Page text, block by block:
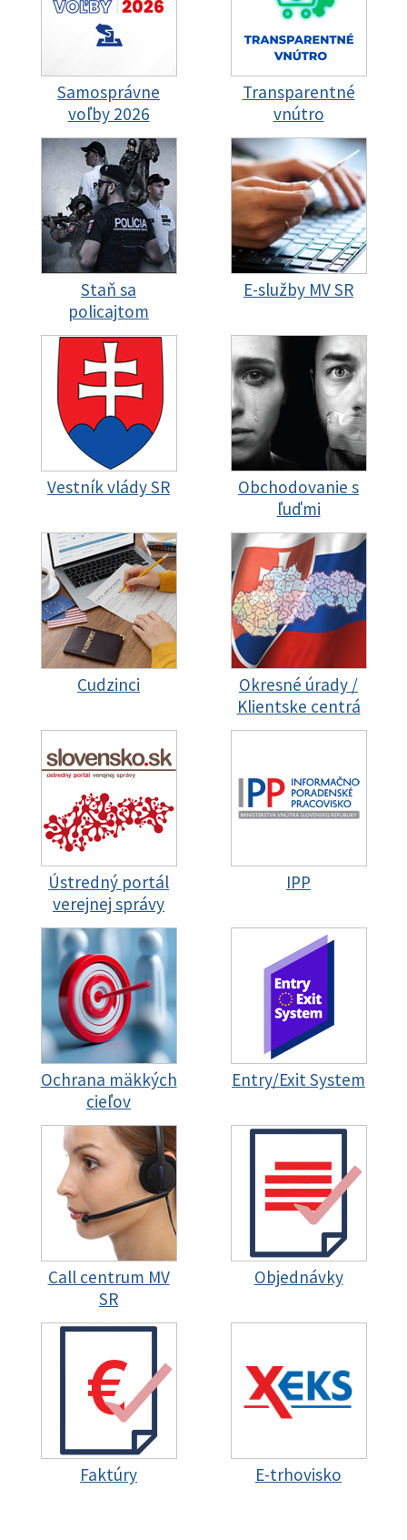
Samosprávne
voľby 2026
Transparentné
vnútro
Staň sa
policajtom
E-služby MV SR
Vestník vlády SR
Obchodovanie s
ľuďmi
Cudzinci
Okresné úrady /
Klientske centrá
Ústredný portál
verejnej správy
IPP
Ochrana mäkkých
cieľov
Entry/Exit System
Call centrum MV
SR
Objednávky
Faktúry E-trhovisko